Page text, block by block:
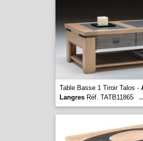
Table Basse 1 Tiroir Talos -
LangresRéf. TATB11865 ...